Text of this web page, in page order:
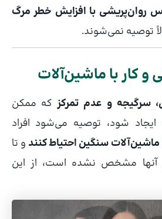
روان‌پریشی با افزایش خطر مرگ
توصیه نمی‌شوند.
و کار با ماشین‌آلات
سرگیجه و عدم تمرکزکه ممکن
شود، توصیه می‌شود افراد
ماشین‌آلات سنگین احتیاط کنند و تا
آنها مشخص نشده است، از این